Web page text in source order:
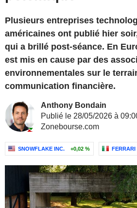
Plusieurs entreprises
américaines ont publié hier
qui a brillé post-séance. En
est mis en cause par des
environnementales sur le
communication financière.
Anthony Bondain
Publié le 28/05/2026 à
Zonebourse.com
SNOWFLAKE INC. +0,02 % FERRARI